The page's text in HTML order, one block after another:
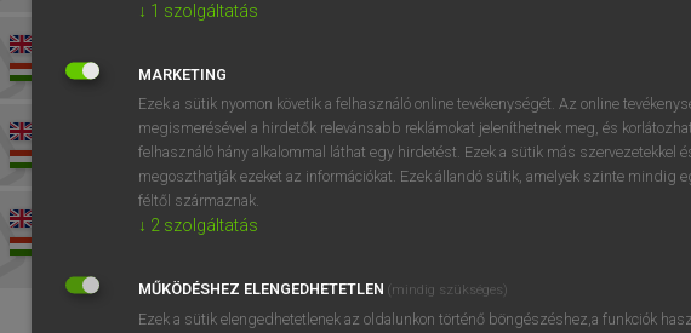
↓ 1 szolgáltatás
MARKETING
Ezek a sütik nyomon követik a felhasználó online tevékenységét. Az online
megismerésével a hirdetők relevánsabb reklámokat jeleníthetnek meg, és
felhasználó hány alkalommal láthat egy hirdetést. Ezek a sütik más szervezetekkel
megoszthatják ezeket az információkat. Ezek állandó sütik, amelyek szinte mindig
féltől származnak.
↓ 2 szolgáltatás
MŰKÖDÉSHEZ ELENGEDHETETLEN (mindig szükséges)
Ezek a sütik elengedhetetlenek az oldalunkon történő böngészéshez,a funkciók